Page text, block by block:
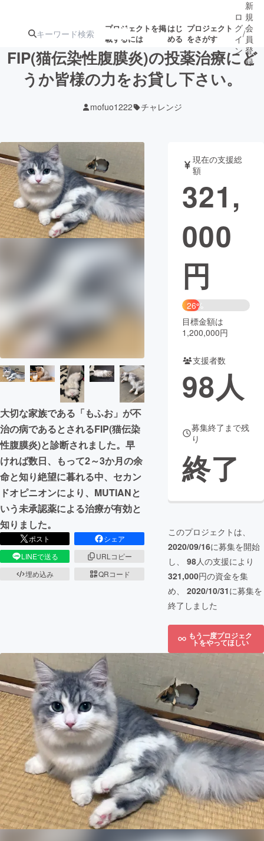
プロジェクトを掲
載するには
はじ
める
プロジェクト
をさがす
ジェクト
ロジェクト
アート・写真 音楽
テクノロジー・ガジェット ゲーム・サ
映像・映画
ビジネス・起業
CAMPFIRE for Social Good
CAMPFIRE Creation
CAMPFIREふるさと納税
コミュニティ
ロ
グ
イ
ン
/
新
規
会
員
登
録
FIP(猫伝染性腹膜炎)の投薬治療にど
うか皆様の力をお貸し下さい。
mofuo1222 チャレンジ
大切な家族である「もふお」が不
治の病であるとされるFIP(猫伝染
性腹膜炎)と診断されました。早
ければ数日、もって2～3か月の余
命と知り絶望に暮れる中、セカン
ドオピニオンにより、MUTIANと
いう未承認薬による治療が有効と
知りました。
ポスト
シェア
LINEで送る
URLコピー
埋め込み
QRコード
現在の支援総
額
321,
000
円
26%
目標金額は
1,200,000円
支援者数
98人
募集終了まで残
り
終了
このプロジェクトは、
2020/09/16に募集を開始
し、 98人の支援により
321,000円の資金を集
め、 2020/10/31に募集を
終了しました
もう一度プロジェク
トをやってほしい